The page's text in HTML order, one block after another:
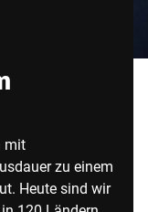
mit
zu einem
Heute sind wir